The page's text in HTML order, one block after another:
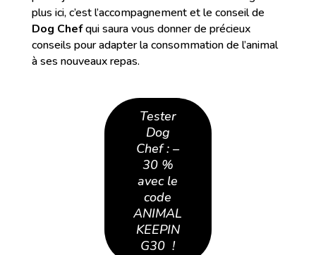
plus ici, c’est l’accompagnement et le conseil de
Dog Chefqui saura vous donner de précieux
conseils pour adapter la consommation de l’animal
à ses nouveaux repas.
Tester
Dog
Chef : –
30 %
avec le
code
ANIMAL
KEEPIN
G30 !